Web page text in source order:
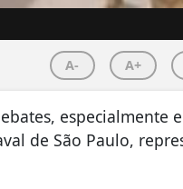
A- A+
especialmente
de São Paulo,